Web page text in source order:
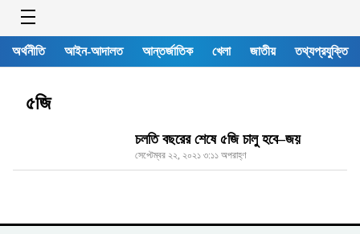
অর্থনীতি আইন-আদালত আন্তর্জাতিক খেলা জাতীয় তথ্যপ্রযুক্তি
৫জি
চলতি বছরের শেষে ৫জি চালু হবে–জয়
সেপ্টেম্বর ২২, ২০২১ ৩:১১ অপরাহ্ণ